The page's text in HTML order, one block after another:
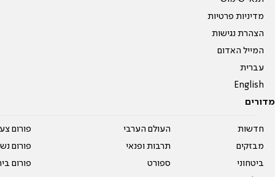
מדיניות פרטיות
הצהרת נגישות
המייל האדום
עברית
English
מדורים
חדשות
מבזקים
ביטחוני
העולם הערבי
תרבות ופנאי
ספורט
פורום
פורום
פורום